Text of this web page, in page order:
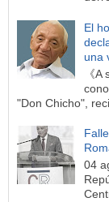
El
una
《
"Don Chicho",
04